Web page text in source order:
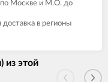
по Москве и М.О. до
в регионы
из этой